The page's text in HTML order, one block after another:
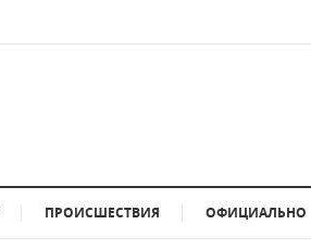
ПРОИСШЕСТВИЯ ОФИЦИАЛЬНО